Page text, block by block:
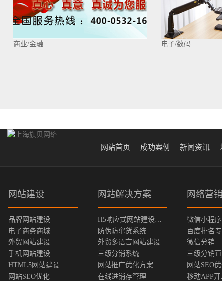
商业/金融 电子/数码
网站首页 成功案例 新闻资讯
网站建设
品牌网站建设
电子商务商城
外贸网站建设
手机网站建设
HTML5网站建设
网站SEO优化
网站解决方案
H5响应式网站建设方案
防伪防窜货系统
外贸多语言网站建设方案
三级分销系统
网站推广优化方案
在线进销存管理
网络营销
微信小程序
百度排名
微信分销
三级分销
网站SEO
移动APP开